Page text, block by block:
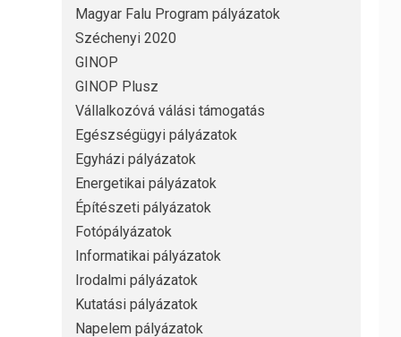
Magyar Falu Program pályázatok
Széchenyi 2020
GINOP
GINOP Plusz
Vállalkozóvá válási támogatás
Egészségügyi pályázatok
Egyházi pályázatok
Energetikai pályázatok
Építészeti pályázatok
Fotópályázatok
Informatikai pályázatok
Irodalmi pályázatok
Kutatási pályázatok
Napelem pályázatok